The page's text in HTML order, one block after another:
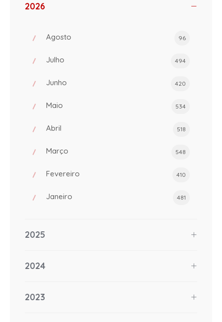
2026
Agosto 96
Julho 494
Junho 420
Maio 534
Abril 518
Março 548
Fevereiro 410
Janeiro 481
2025
2024
2023